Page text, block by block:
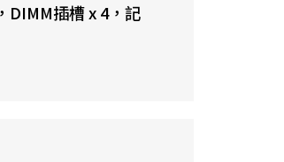
DIMM插槽 x 4，記